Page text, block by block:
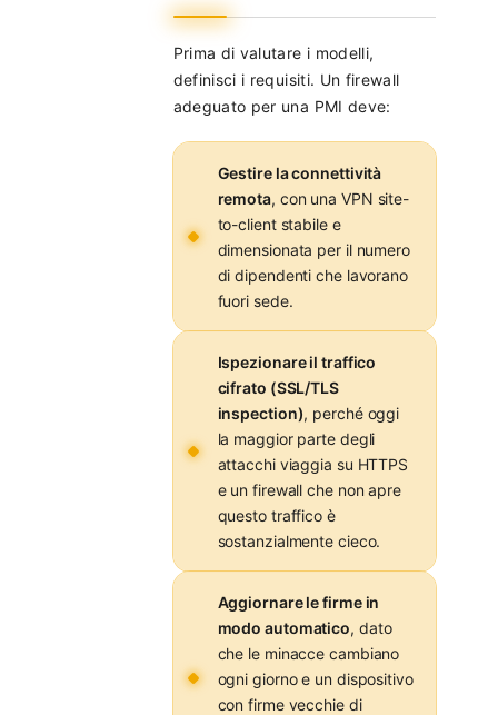
Prima di valutare i modelli,
definisci i requisiti. Un firewall
adeguato per una PMI deve:
Gestire la connettività
remota, con una VPN site-
to-client stabile e
dimensionata per il numero
di dipendenti che lavorano
fuori sede.
Ispezionare il traffico
cifrato (SSL/TLS
inspection), perché oggi
la maggior parte degli
attacchi viaggia su HTTPS
e un firewall che non apre
questo traffico è
sostanzialmente cieco.
Aggiornare le firme in
modo automatico, dato
che le minacce cambiano
ogni giorno e un dispositivo
con firme vecchie di